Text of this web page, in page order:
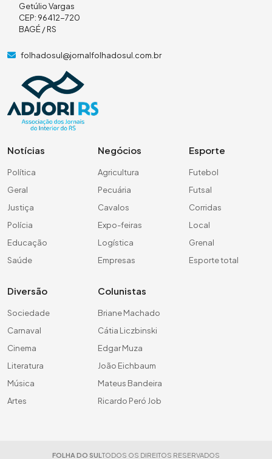
Getúlio Vargas
CEP: 96412-720
BAGÉ / RS
folhadosul@jornalfolhadosul.com.br
Notícias
Política
Geral
Justiça
Polícia
Educação
Saúde
Negócios
Agricultura
Pecuária
Cavalos
Expo-feiras
Logística
Empresas
Esporte
Futebol
Futsal
Corridas
Local
Grenal
Esporte total
Diversão
Sociedade
Carnaval
Cinema
Literatura
Música
Artes
Colunistas
Briane Machado
Cátia Liczbinski
Edgar Muza
João Eichbaum
Mateus Bandeira
Ricardo Peró Job
FOLHA DO SUL TODOS OS DIREITOS RESERVADOS